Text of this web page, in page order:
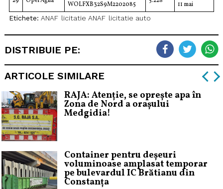
WOLFXB32S9M2202085
11 mai
Etichete: ANAF licitatie ANAF licitatie auto
DISTRIBUIE PE:
ARTICOLE SIMILARE
RAJA: Atenție, se oprește apa în
Zona de Nord a orașului
Medgidia!
Container pentru deșeuri
voluminoase amplasat temporar
pe bulevardul IC Brătianu din
Constanța